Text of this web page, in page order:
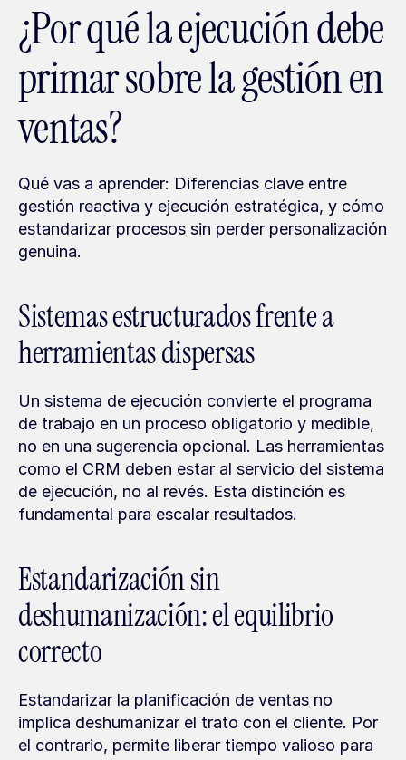
¿Por qué la ejecución debe
primar sobre la gestión en
ventas?
Qué vas a aprender: Diferencias clave entre
gestión reactiva y ejecución estratégica, y cómo
estandarizar procesos sin perder personalización
genuina.
Sistemas estructurados frente a
herramientas dispersas
Un sistema de ejecución convierte el programa
de trabajo en un proceso obligatorio y medible,
no en una sugerencia opcional. Las herramientas
como el CRM deben estar al servicio del sistema
de ejecución, no al revés. Esta distinción es
fundamental para escalar resultados.
Estandarización sin
deshumanización: el equilibrio
correcto
Estandarizar la planificación de ventas no
implica deshumanizar el trato con el cliente. Por
el contrario, permite liberar tiempo valioso para